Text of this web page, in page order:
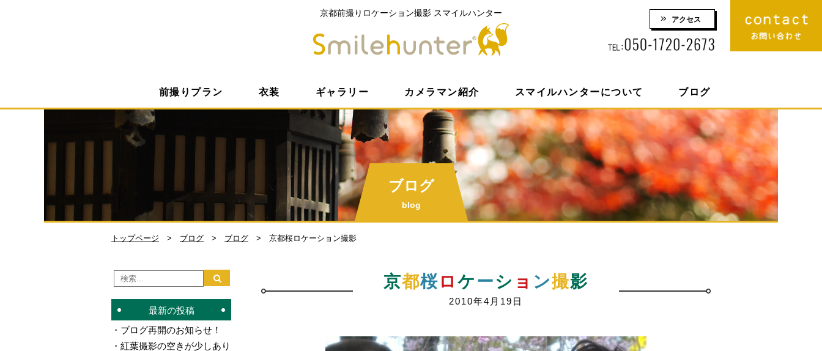
京都前撮りロケーション撮影 スマイルハンター
京都前撮りロケーション撮影 株式会社スマイルハンター
アクセス
前撮りプラン 衣装 ギャラリー カメラマン紹介 スマイルハンターについて ブログ
ブログ
blog
トップページ ブログ ブログ 京都桜ロケーション撮影
京都桜ロ ケーシ ョ ン撮影
2010年4月19日
最新の投稿
ブログ再開のお知らせ！
紅葉撮影の空きが少しあり